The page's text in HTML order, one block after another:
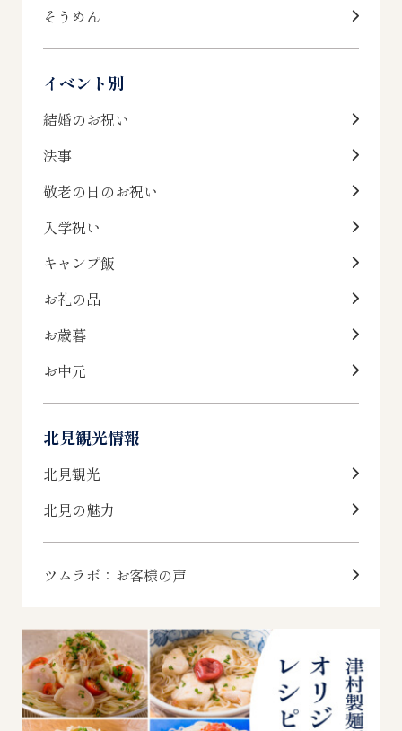
そうめん
イベント別
結婚のお祝い
法事
敬老の日のお祝い
入学祝い
キャンプ飯
お礼の品
お歳暮
お中元
北見観光情報
北見観光
北見の魅力
ツムラボ：お客様の声